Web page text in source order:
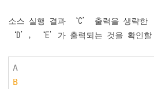
소스 실행 결과 ‘C’ 출력을 생략
‘D’, ‘E’가 출력되는 것을 확인할
A
B